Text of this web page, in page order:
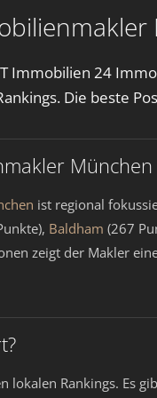
Immobilien 24
Die beste
ist regional
Baldham (267
zeigt der Makler
lokalen Rankings. Es